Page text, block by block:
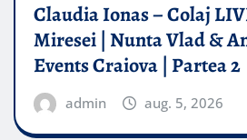
Claudia Ionas – Colaj
Miresei | Nunta Vlad &
Events Craiova | Partea 2
admin aug. 5, 2026